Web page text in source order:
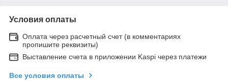
Условия оплаты
Оплата через расчетный счет (в комментариях
пропишите реквизиты)
Выставление счета в приложении Kaspi через платежи
Все условия оплаты